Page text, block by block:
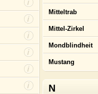
Mitteltrab
Mittel-Zirkel
Mondblindheit
Mustang
N